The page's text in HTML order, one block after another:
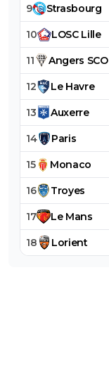
9 Strasbourg
10 LOSC Lille
11 Angers SCO
12 Le Havre
13 Auxerre
14 Paris
15 Monaco
16 Troyes
17 Le Mans
18 Lorient